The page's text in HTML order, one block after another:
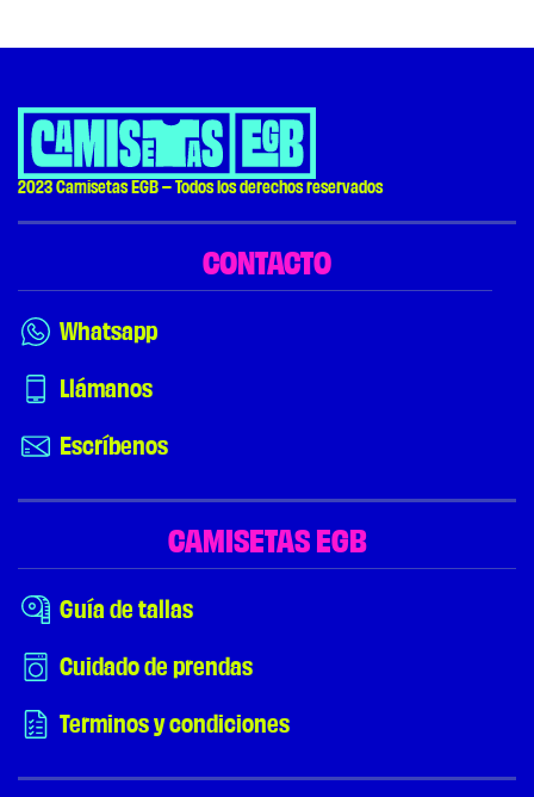
2023 Camisetas EGB – Todos los derechos reservados
CONTACTO
Whatsapp
Llámanos
Escríbenos
CAMISETAS EGB
Guía de tallas
Cuidado de prendas
Terminos y condiciones